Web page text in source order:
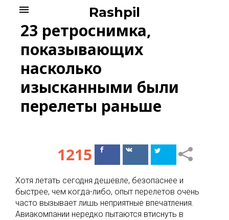
content
Rashpil
menu
23 ретроснимка,
показывающих
насколько
изысканными были
перелеты раньше
1215
ПоделитьсяПоделиться
Хотя летать сегодня дешевле, безопаснее и
быстрее, чем когда-либо, опыт перелетов очень
часто вызывает лишь неприятные впечатления.
Авиакомпании нередко пытаются втиснуть в